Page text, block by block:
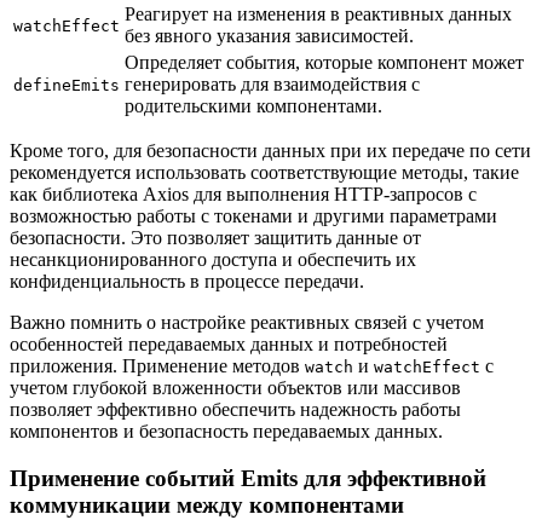
watchEffect
Реагирует на изменения в реактивных данных
без явного указания зависимостей.
defineEmits
Определяет события, которые компонент может
генерировать для взаимодействия с
родительскими компонентами.
Кроме того, для безопасности данных при их передаче по сети
рекомендуется использовать соответствующие методы, такие
как библиотека Axios для выполнения HTTP-запросов с
возможностью работы с токенами и другими параметрами
безопасности. Это позволяет защитить данные от
несанкционированного доступа и обеспечить их
конфиденциальность в процессе передачи.
Важно помнить о настройке реактивных связей с учетом
особенностей передаваемых данных и потребностей
приложения. Применение методов watch и watchEffect с
учетом глубокой вложенности объектов или массивов
позволяет эффективно обеспечить надежность работы
компонентов и безопасность передаваемых данных.
Применение событий Emits для эффективной
коммуникации между компонентами